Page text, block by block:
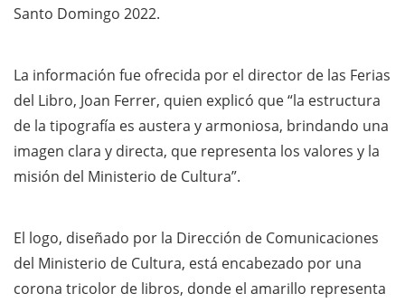
Santo Domingo 2022.
La información fue ofrecida por el director de las Ferias
del Libro, Joan Ferrer, quien explicó que “la estructura
de la tipografía es austera y armoniosa, brindando una
imagen clara y directa, que representa los valores y la
misión del Ministerio de Cultura”.
El logo, diseñado por la Dirección de Comunicaciones
del Ministerio de Cultura, está encabezado por una
corona tricolor de libros, donde el amarillo representa